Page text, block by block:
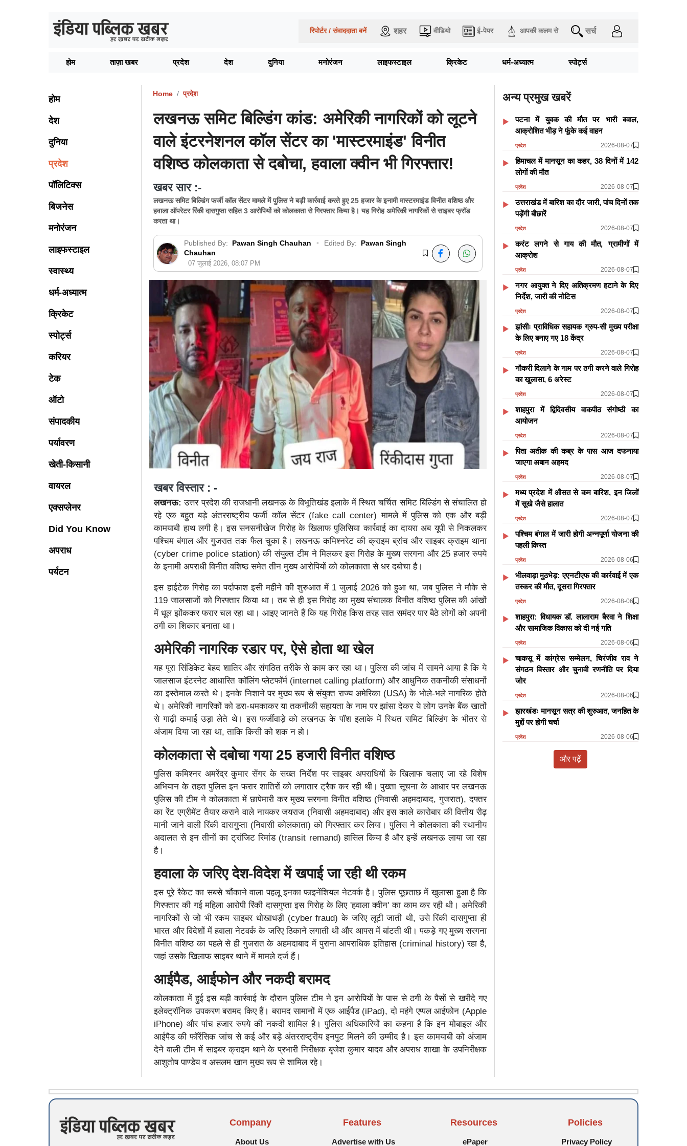
रिपोर्टर / संवाददाता बनें शहर वीडियो ई-पेपर आपकी कलम से सर्च
होम ताज़ा खबर प्रदेश देश दुनिया मनोरंजन लाइफस्टाइल क्रिकेट धर्म-अध्यात्म स्पोर्ट्स
होम
देश
दुनिया
प्रदेश
पॉलिटिक्स
बिजनेस
मनोरंजन
लाइफस्टाइल
स्वास्थ्य
धर्म-अध्यात्म
क्रिकेट
स्पोर्ट्स
करियर
टेक
ऑटो
संपादकीय
पर्यावरण
खेती-किसानी
वायरल
एक्सप्लेनर
Did You Know
अपराध
पर्यटन
Home प्रदेश
लखनऊ समिट बिल्डिंग कांड: अमेरिकी नागरिकों को लूटने
वाले इंटरनेशनल कॉल सेंटर का 'मास्टरमाइंड' विनीत
वशिष्ठ कोलकाता से दबोचा, हवाला क्वीन भी गिरफ्तार!
खबर सार :-
लखनऊ समिट बिल्डिंग फर्जी कॉल सेंटर मामले में पुलिस ने बड़ी कार्रवाई करते हुए 25 हजार के इनामी मास्टरमाइंड विनीत वशिष्ठ और
हवाला ऑपरेटर रिंकी दासगुप्ता सहित 3 आरोपियों को कोलकाता से गिरफ्तार किया है। यह गिरोह अमेरिकी नागरिकों से साइबर फ्रॉड
करता था।
Published By: Pawan Singh Chauhan • Edited By:
Pawan Singh
Chauhan
07 जुलाई 2026, 08:07 PM
खबर विस्तार : -
लखनऊ:उत्तर प्रदेश की राजधानी लखनऊ के विभूतिखंड इलाके में स्थित चर्चित समिट बिल्डिंग से संचालित हो
रहे एक बहुत बड़े अंतरराष्ट्रीय फर्जी कॉल सेंटर (fake call center) मामले में पुलिस को एक और बड़ी
कामयाबी हाथ लगी है। इस सनसनीखेज गिरोह के खिलाफ पुलिसिया कार्रवाई का दायरा अब यूपी से निकलकर
पश्चिम बंगाल और गुजरात तक फैल चुका है। लखनऊ कमिश्नरेट की क्राइम ब्रांच और साइबर क्राइम थाना
(cyber crime police station) की संयुक्त टीम ने मिलकर इस गिरोह के मुख्य सरगना और 25 हजार रुपये
के इनामी अपराधी विनीत वशिष्ठ समेत तीन मुख्य आरोपियों को कोलकाता से धर दबोचा है।
इस हाईटेक गिरोह का पर्दाफाश इसी महीने की शुरुआत में 1 जुलाई 2026 को हुआ था, जब पुलिस ने मौके से
119 जालसाजों को गिरफ्तार किया था। तब से ही इस गिरोह का मुख्य संचालक विनीत वशिष्ठ पुलिस की आंखों
में धूल झोंककर फरार चल रहा था। आइए जानते हैं कि यह गिरोह किस तरह सात समंदर पार बैठे लोगों को अपनी
ठगी का शिकार बनाता था।
अमेरिकी नागरिक रडार पर, ऐसे होता था खेल
यह पूरा सिंडिकेट बेहद शातिर और संगठित तरीके से काम कर रहा था। पुलिस की जांच में सामने आया है कि ये
जालसाज इंटरनेट आधारित कॉलिंग प्लेटफॉर्म (internet calling platform) और आधुनिक तकनीकी संसाधनों
का इस्तेमाल करते थे। इनके निशाने पर मुख्य रूप से संयुक्त राज्य अमेरिका (USA) के भोले-भले नागरिक होते
थे। अमेरिकी नागरिकों को डरा-धमकाकर या तकनीकी सहायता के नाम पर झांसा देकर ये लोग उनके बैंक खातों
से गाढ़ी कमाई उड़ा लेते थे। इस फर्जीवाड़े को लखनऊ के पॉश इलाके में स्थित समिट बिल्डिंग के भीतर से
अंजाम दिया जा रहा था, ताकि किसी को शक न हो।
कोलकाता से दबोचा गया 25 हजारी विनीत वशिष्ठ
पुलिस कमिश्नर अमरेंद्र कुमार सेंगर के सख्त निर्देश पर साइबर अपराधियों के खिलाफ चलाए जा रहे विशेष
अभियान के तहत पुलिस इन फरार शातिरों को लगातार ट्रैक कर रही थी। पुख्ता सूचना के आधार पर लखनऊ
पुलिस की टीम ने कोलकाता में छापेमारी कर मुख्य सरगना विनीत वशिष्ठ (निवासी अहमदाबाद, गुजरात), दफ्तर
का रेंट एग्रीमेंट तैयार कराने वाले नायकर जयराज (निवासी अहमदाबाद) और इस काले कारोबार की वित्तीय रीढ़
मानी जाने वाली रिंकी दासगुप्ता (निवासी कोलकाता) को गिरफ्तार कर लिया। पुलिस ने कोलकाता की स्थानीय
अदालत से इन तीनों का ट्रांजिट रिमांड (transit remand) हासिल किया है और इन्हें लखनऊ लाया जा रहा
है।
हवाला के जरिए देश-विदेश में खपाई जा रही थी रकम
इस पूरे रैकेट का सबसे चौंकाने वाला पहलू इनका फाइनेंशियल नेटवर्क है। पुलिस पूछताछ में खुलासा हुआ है कि
गिरफ्तार की गई महिला आरोपी रिंकी दासगुप्ता इस गिरोह के लिए 'हवाला क्वीन' का काम कर रही थी। अमेरिकी
नागरिकों से जो भी रकम साइबर धोखाधड़ी (cyber fraud) के जरिए लूटी जाती थी, उसे रिंकी दासगुप्ता ही
भारत और विदेशों में हवाला नेटवर्क के जरिए ठिकाने लगाती थी और आपस में बांटती थी। पकड़े गए मुख्य सरगना
विनीत वशिष्ठ का पहले से ही गुजरात के अहमदाबाद में पुराना आपराधिक इतिहास (criminal history) रहा है,
जहां उसके खिलाफ साइबर थाने में मामले दर्ज हैं।
आईपैड, आईफोन और नकदी बरामद
कोलकाता में हुई इस बड़ी कार्रवाई के दौरान पुलिस टीम ने इन आरोपियों के पास से ठगी के पैसों से खरीदे गए
इलेक्ट्रॉनिक उपकरण बरामद किए हैं। बरामद सामानों में एक आईपैड (iPad), दो महंगे एप्पल आईफोन (Apple
iPhone) और पांच हजार रुपये की नकदी शामिल है। पुलिस अधिकारियों का कहना है कि इन मोबाइल और
आईपैड की फॉरेंसिक जांच से कई और बड़े अंतरराष्ट्रीय इनपुट मिलने की उम्मीद है। इस कामयाबी को अंजाम
देने वाली टीम में साइबर क्राइम थाने के प्रभारी निरीक्षक बृजेश कुमार यादव और अपराध शाखा के उपनिरीक्षक
आशुतोष पाण्डेय व असलम खान मुख्य रूप से शामिल रहे।
अन्य प्रमुख खबरें
पटना में युवक की मौत पर भारी बवाल,
आक्रोशित भीड़ ने फूंके कई वाहन
प्रदेश 2026-08-07
हिमाचल में मानसून का कहर, 38 दिनों में 142
लोगों की मौत
प्रदेश 2026-08-07
उत्तराखंड में बारिश का दौर जारी, पांच दिनों तक
पड़ेंगी बौछारें
प्रदेश 2026-08-07
करंट लगने से गाय की मौत, ग्रामीणों में
आक्रोश
प्रदेश 2026-08-07
नगर आयुक्त ने दिए अतिक्रमण हटाने के दिए
निर्देश, जारी की नोटिस
प्रदेश 2026-08-07
झांसीः प्राविधिक सहायक ग्रुप-सी मुख्य परीक्षा
के लिए बनाए गए 18 केंद्र
प्रदेश 2026-08-07
नौकरी दिलाने के नाम पर ठगी करने वाले गिरोह
का खुलासा, 6 अरेस्ट
प्रदेश 2026-08-07
शाहपुरा में द्विदिवसीय वाकपीठ संगोष्ठी का
आयोजन
प्रदेश 2026-08-07
पिता अतीक की कब्र के पास आज दफनाया
जाएगा अबान अहमद
प्रदेश 2026-08-07
मध्य प्रदेश में औसत से कम बारिश, इन जिलों
में सूखे जैसे हालात
प्रदेश 2026-08-07
पश्चिम बंगाल में जारी होगी अन्नपूर्णा योजना की
पहली किस्त
प्रदेश 2026-08-06
भीलवाड़ा मुठभेड़: एएनटीएफ की कार्रवाई में एक
तस्कर की मौत, दूसरा गिरफ्तार
प्रदेश 2026-08-06
शाहपुरा: विधायक डॉ. लालाराम बैरवा ने शिक्षा
और सामाजिक विकास को दी नई गति
प्रदेश 2026-08-06
चाकसू में कांग्रेस सम्मेलन, चिरंजीव राव ने
संगठन विस्तार और चुनावी रणनीति पर दिया
जोर
प्रदेश 2026-08-06
झारखंडः मानसून सत्र की शुरुआत, जनहित के
मुद्दों पर होगी चर्चा
प्रदेश 2026-08-06
और पढ़ें
Company
About Us
Features
Advertise with Us
Resources
ePaper
Policies
Privacy Policy